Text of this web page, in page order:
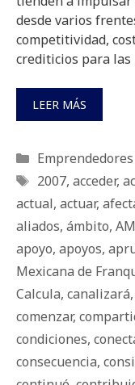
desde varios
competitividad,
crediticios para las
LEER MÁS
Categorías
Emprendedores
Etiquetas
2007, acceder,
actual, actuar,
aliados, ámbito,
apoyo, apoyos,
Mexicana de
Calcula, canalizará,
comenzar,
condiciones,
consecuencia,